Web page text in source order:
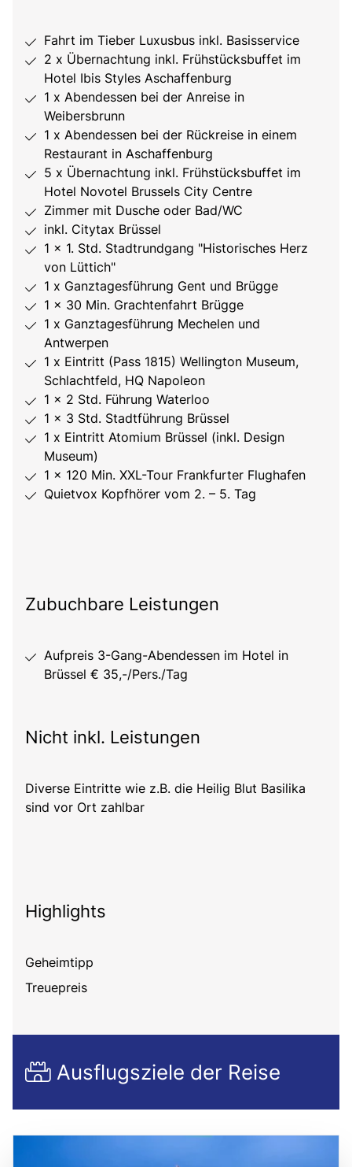
Fahrt im Tieber Luxusbus inkl. Basisservice
2 x Übernachtung inkl. Frühstücksbuffet im
Hotel Ibis Styles Aschaffenburg
1 x Abendessen bei der Anreise in
Weibersbrunn
1 x Abendessen bei der Rückreise in einem
Restaurant in Aschaffenburg
5 x Übernachtung inkl. Frühstücksbuffet im
Hotel Novotel Brussels City Centre
Zimmer mit Dusche oder Bad/WC
inkl. Citytax Brüssel
1 x 1. Std. Stadtrundgang "Historisches Herz
von Lüttich"
1 x Ganztagesführung Gent und Brügge
1 x 30 Min. Grachtenfahrt Brügge
1 x Ganztagesführung Mechelen und
Antwerpen
1 x Eintritt (Pass 1815) Wellington Museum,
Schlachtfeld, HQ Napoleon
1 x 2 Std. Führung Waterloo
1 x 3 Std. Stadtführung Brüssel
1 x Eintritt Atomium Brüssel (inkl. Design
Museum)
1 x 120 Min. XXL-Tour Frankfurter Flughafen
Quietvox Kopfhörer vom 2. – 5. Tag
Zubuchbare Leistungen
Aufpreis 3-Gang-Abendessen im Hotel in
Brüssel € 35,-/Pers./Tag
Nicht inkl. Leistungen
Diverse Eintritte wie z.B. die Heilig Blut Basilika
sind vor Ort zahlbar
Highlights
Geheimtipp
Treuepreis
Ausflugsziele der Reise